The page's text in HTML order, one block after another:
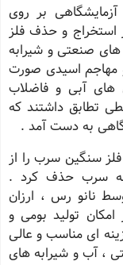
بر روی
و حذف فلز
صنعتی و شیرابه
مهاجم اسیدی صورت
آبی و فاضلاب
تطابق داشتند که
به دست آمد .
سنگین سرب را از
سرب حذف کرد .
نانو رس ، ارزان
تولید بومی و
ای مناسب و عالی
، آب و شیرابه های